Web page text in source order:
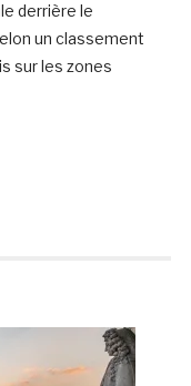
derrière le
un classement
sur les zones